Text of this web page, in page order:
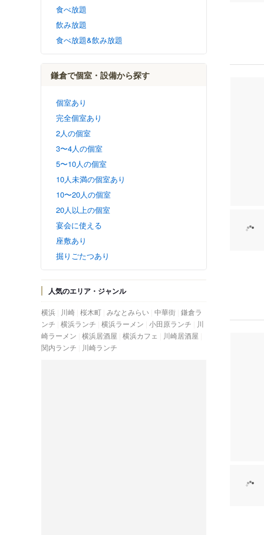
食べ放題
飲み放題
食べ放題&飲み放題
鎌倉で個室・設備から探す
個室あり
完全個室あり
2人の個室
3〜4人の個室
5〜10人の個室
10人未満の個室あり
10〜20人の個室
20人以上の個室
宴会に使える
座敷あり
掘りごたつあり
人気のエリア・ジャンル
横浜 川崎 桜木町 みなとみらい 中華街 鎌倉ラ
ンチ 横浜ランチ 横浜ラーメン 小田原ランチ
川
崎ラーメン 横浜居酒屋 横浜カフェ
川崎居酒屋
関内ランチ
川崎ランチ